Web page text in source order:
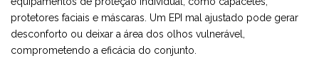
protetores faciais e máscaras. Um EPI mal ajustado pode gerar
desconforto ou deixar a área dos olhos vulnerável,
comprometendo a eficácia do conjunto.